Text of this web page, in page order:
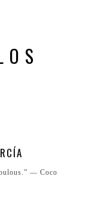
― Coco